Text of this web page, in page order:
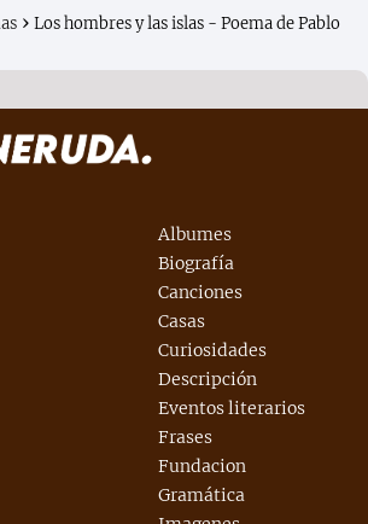
Los hombres y las islas - Poema de Pablo
Albumes
Biografía
Canciones
Casas
Curiosidades
Descripción
Eventos literarios
Frases
Fundacion
Gramática